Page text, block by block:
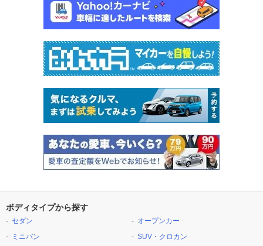
ボディタイプから探す
セダン
ミニバン
オープンカー
SUV・クロカン